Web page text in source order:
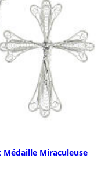
Miraculeuse